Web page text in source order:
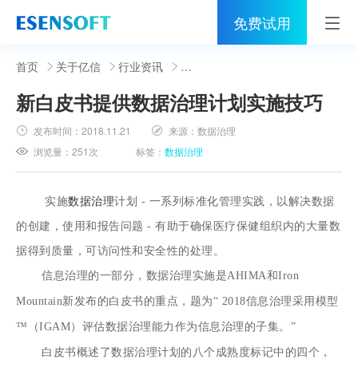
免费试用
首页
睿治
解决方案
伙伴
社区
400-0011-866
首页 关于亿信 行业资讯
新白皮书提供数据治理计划实施技巧
发布时间：2018.11.21 来源：数据治理
浏览量：251次 标签：数据治理
实施数据治理计划 - 一系列标准化管理实践，以解决数据
的创建，使用和报告问题 - 有助于确保医疗保健组织内的大量数
据得到质量，可访问性和安全性的处理。
信息治理的一部分，数据治理实施是AHIMA和Iron
Mountain新发布的白皮书的重点，题为“ 2018信息治理采用模型
™（IGAM）评估数据治理能力作为信息治理的子集。”
白皮书概述了数据治理计划的八个成熟度标记中的四个，